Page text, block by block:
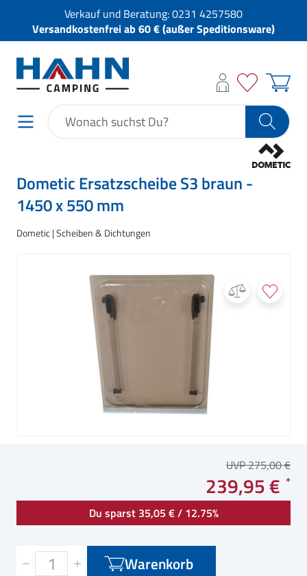
Verkauf und Beratung:0231 4257580
Versandkostenfrei ab 60 € (außer Speditionsware)
Dometic Ersatzscheibe S3 braun -
1450 x 550 mm
Dometic Scheiben & Dichtungen
UVP 275,00 €
239,95 €
Du sparst 35,05 € / 12.75%
Warenkorb